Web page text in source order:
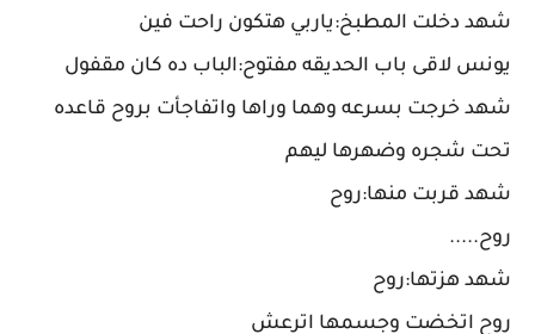
شهد دخلت المطبخ:ياربي هتكون راحت فين
يونس لاقى باب الحديقه مفتوح:الباب ده كان مقفول
شهد خرجت بسرعه وهما وراها واتفاجأت بروح قاعده
تحت شجره وضهرها ليهم
شهد قربت منها:روح
روح.....
شهد هزتها:روح
روح اتخضت وجسمها اترعش